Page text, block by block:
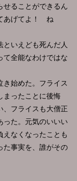
ることができるん
あげてよ！ ね
いえども死んだ人
全能なわけではな
始めた。フライス
まったことに後悔
、フライスも大僧正
った。元気のいいい
えなくなったことも
た事実を、誰がその